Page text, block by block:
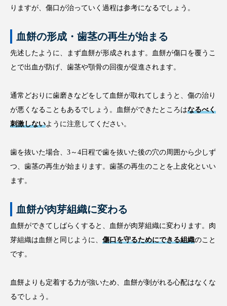
りますが、傷口が治っていく過程は参考になるでしょう。
血餅の形成・歯茎の再生が始まる
先述したように、まず血餅が形成されます。血餅が傷口を覆うこ
とで出血が防げ、歯茎や顎骨の回復が促進されます。
通常どおりに歯磨きなどをして血餅が取れてしまうと、傷の治り
が悪くなることもあるでしょう。血餅ができたところはなるべく
刺激しないように注意してください。
歯を抜いた場合、3～4日程で歯を抜いた後の穴の周囲から少しず
つ、歯茎の再生が始まります。歯茎の再生のことを上皮化といい
ます。
血餅が肉芽組織に変わる
血餅ができてしばらくすると、血餅が肉芽組織に変わります。肉
芽組織は血餅と同じように、 傷口を守るためにできる組織のこと
です。
血餅よりも定着する力が強いため、血餅が剝がれる心配はなくな
るでしょう。